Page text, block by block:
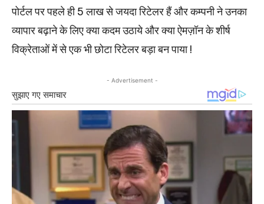
पोर्टल पर पहले ही 5 लाख से जयदा रिटेलर हैं और कम्पनी ने उनका
व्यापार बढ़ाने के लिए क्या कदम उठाये और क्या ऐमज़ॉन के शीर्ष
विक्रेताओं में से एक भी छोटा रिटेलर बड़ा बन पाया !
- Advertisement -